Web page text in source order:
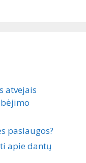
atvejais
paslaugos?
apie dantų